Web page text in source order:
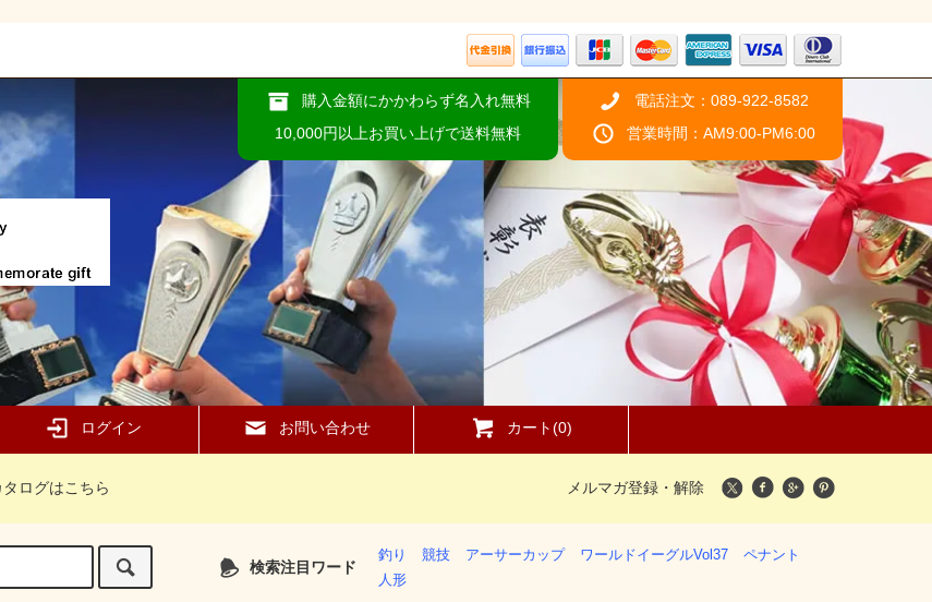
購入金額にかかわらず名入れ無料
10,000円以上お買い上げで送料無料
電話注文：089-922-8582
営業時間：AM9:00-PM6:00
ログイン お問い合わせ カート(0)
ログはこちら メルマガ登録・解除
検索注目ワード
釣り 競技 アーサーカップ ワールドイーグルVol37
ペナント
人形